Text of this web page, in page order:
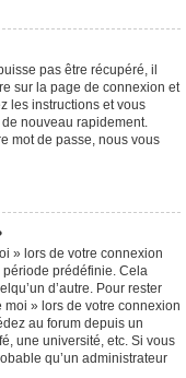
pas être récupéré, il
sur la page de connexion et
les instructions et vous
nouveau rapidement.
mot de passe, nous vous
» lors de votre connexion
prédéfinie. Cela
d’autre. Pour rester
» lors de votre connexion
au forum depuis un
une université, etc. Si vous
qu’un administrateur